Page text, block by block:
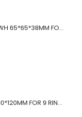
BERNS Geschenkbox GO-WH 65*65*38MM FOR SMALL SETS
BERNS ACR.RING HOLDER 180*120MM FOR 9 RINGS